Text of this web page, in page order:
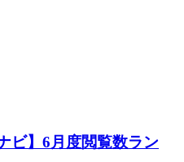
ビ】6月度閲覧数ラン